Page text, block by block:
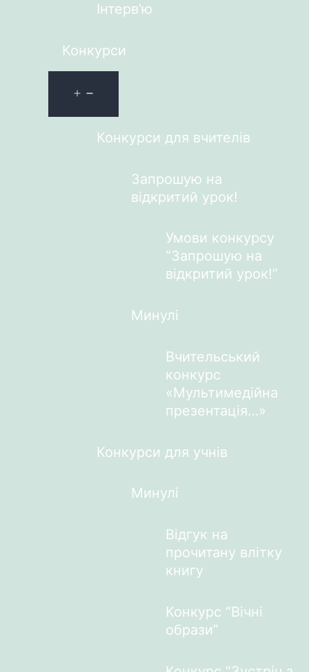
Інтерв’ю
Конкурси
Конкурси для вчителів
Запрошую на
відкритий урок!
Умови конкурсу
“Запрошую на
відкритий урок!”
Минулі
Вчительський
конкурс
«Мультимедійна
презентація…»
Конкурси для учнів
Минулі
Відгук на
прочитану влітку
книгу
Конкурс “Вічні
образи”